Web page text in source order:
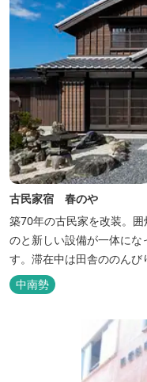
古民家宿 春のや
築70年の古民家を改装。
のと新しい設備が一体にな
す。滞在中は田舎ののんび
しみください。 【時間】 《 チェックイン 》 15：00～20：00の間
にお願いいたします。 《 チェックアウ
中南勢